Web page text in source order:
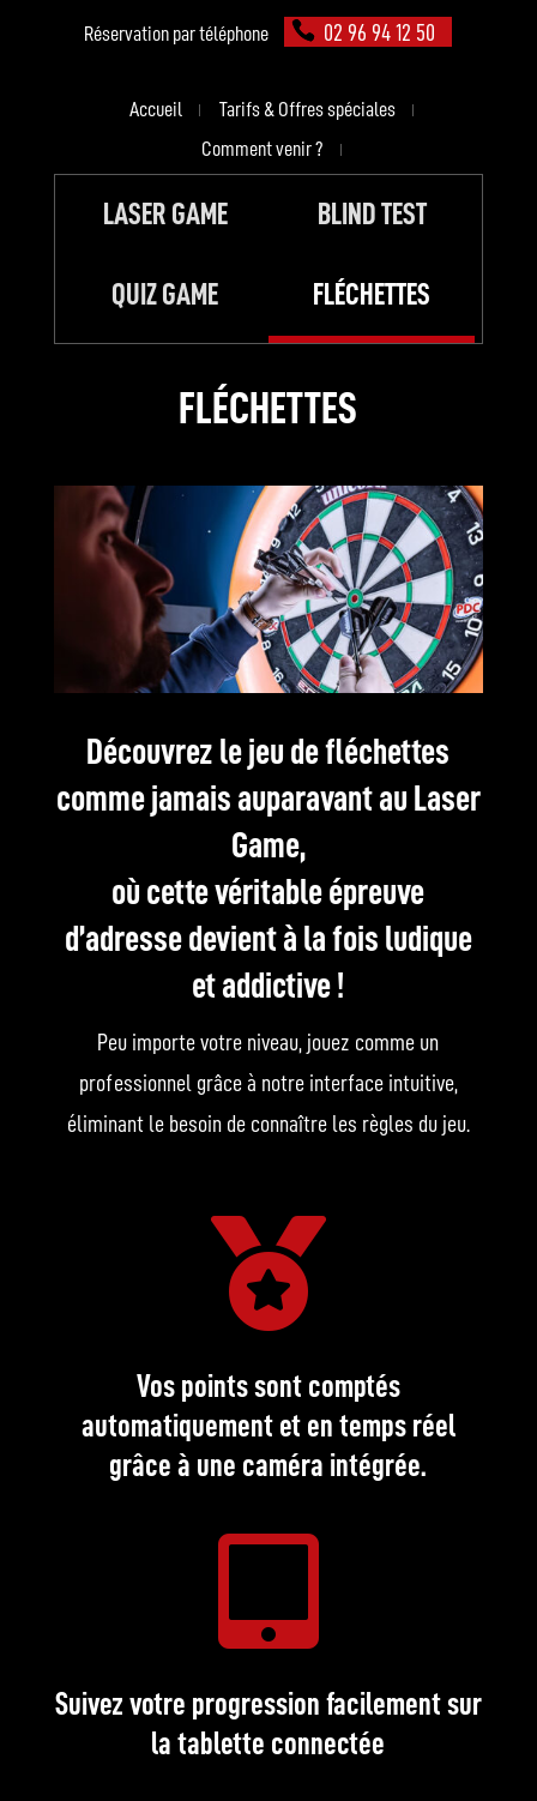
Réservation par téléphone 02 96 94 12 50
Accueil
Tarifs & Offres spéciales
Comment venir ?
LASER GAME BLIND TEST
QUIZ GAME FLÉCHETTES
FLÉCHETTES
Découvrez le jeu de fléchettes
comme jamais auparavant au Laser
Game,
où cette véritable épreuve
d’adresse devient à la fois ludique
et addictive !
Peu importe votre niveau, jouez comme un
professionnel grâce à notre interface intuitive,
éliminant le besoin de connaître les règles du jeu.

Vos points sont comptés
automatiquement et en temps réel
grâce à une caméra intégrée.

Suivez votre progression facilement sur
la tablette connectée